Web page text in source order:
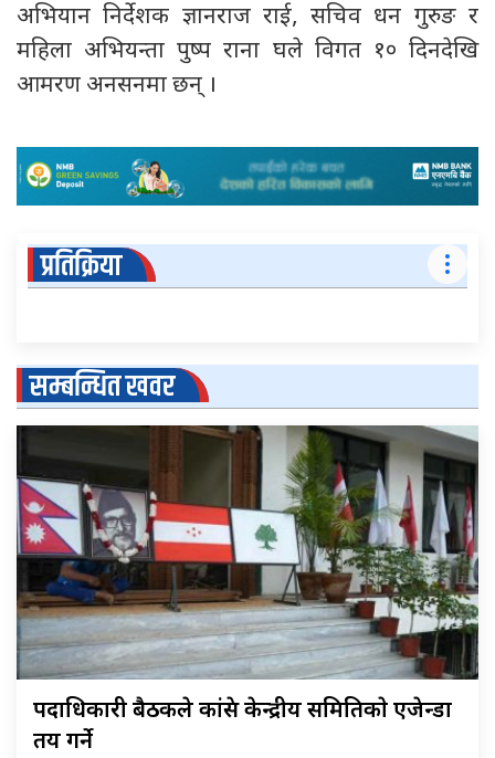
अभियान निर्देशक ज्ञानराज राई, सचिव धन गुरुङ र
महिला अभियन्ता पुष्प राना घले विगत १० दिनदेखि
आमरण अनसनमा छन् ।
प्रतिक्रिया
सम्बन्धित खवर
पदाधिकारी बैठकले कांग्रेस केन्द्रीय समितिकाे एजेन्डा
तय गर्ने